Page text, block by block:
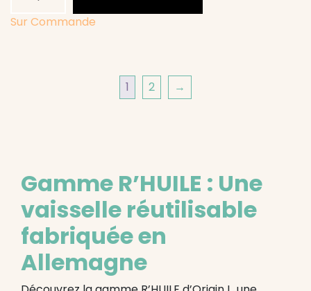
80
Sur Commande
1 2 →
Gamme R’HUILE : Une
vaisselle réutilisable
fabriquée en
Allemagne